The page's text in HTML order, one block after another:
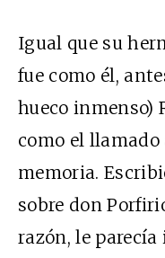
Igual que su
fue como él,
hueco inmenso)
como el
memoria.
sobre don
razón, le